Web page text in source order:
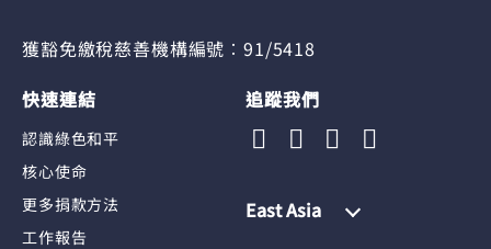
獲豁免繳稅慈善機構編號︰91/5418
快速連結
認識綠色和平
核心使命
更多捐款方法
工作報告
追蹤我們
East Asia